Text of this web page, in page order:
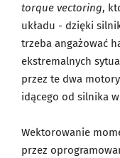
torque vectoring,
układu - dzięki
trzeba angażować
ekstremalnych
przez te dwa
idącego od silnika
Wektorowanie
przez